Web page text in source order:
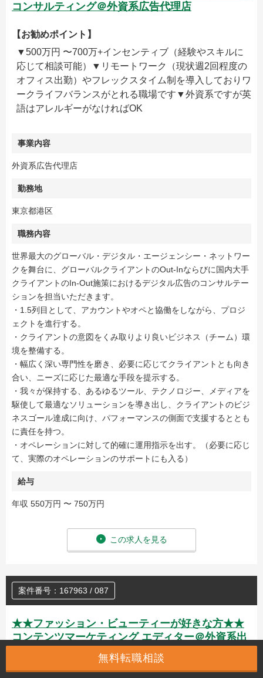
コンサルティング＠外資系広告代理店
【お勧めポイント】
▼500万円 〜700万+インセンティブ（経験やスキルに
応じて相談可能）▼リモートワーク（現状週2回程度の
オフィス出勤）やフレックスタイム制を導入しておりワ
ークライフバランスがとれる職場です▼外資系ですが英
語はアレルギーがなければOK
事業内容
外資系広告代理店
勤務地
東京都港区
職務内容
世界最大のグローバル・デジタル・エージェンシー・ネットワー
クを舞台に、グローバルクライアントのOut-Inならびに国内大手
クライアントのIn-Out施策におけるデジタル広告のコンサルテー
ションを担当いただきます。
・1.5列目として、アカウントやオペと協働をしながら、プロジ
ェクトを進行する。
・クライアントの意図をくみ取りより良いビジネス（チーム）環
境を整備する。
・幅広く深い専門性を磨き、必要に応じてクライアントとも向き
合い、ニーズに応じた最適な手段を提示する。
・我々が保持する、あるゆるツール、テクノロジー、メディアを
駆使して最適なソリューションを導き出し、クライアントのビジ
ネスゴール達成に向け、パフォーマンスの側面で支援するととも
に責任を持つ。
・オペレーションに対して的確に運用指示を出す。（必要に応じ
て、実際のオペレーションのサポートにも入る）
給与
年収 550万円 〜 750万円
この求人を見る
案件番号：167963 / 087
★★ファッション・ビューティーが好きな方★★
コンテンツマーケティング エディター＠外資系出
無料転職相談